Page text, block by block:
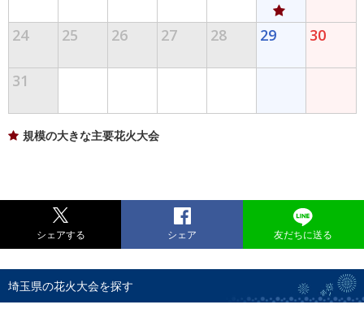
24 25 26 27 28 29 30
31
規模の大きな主要花火大会
シェアする シェア 友だちに送る
埼玉県の花火大会を探す